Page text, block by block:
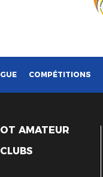
COMPÉTITIONS
AMATEUR